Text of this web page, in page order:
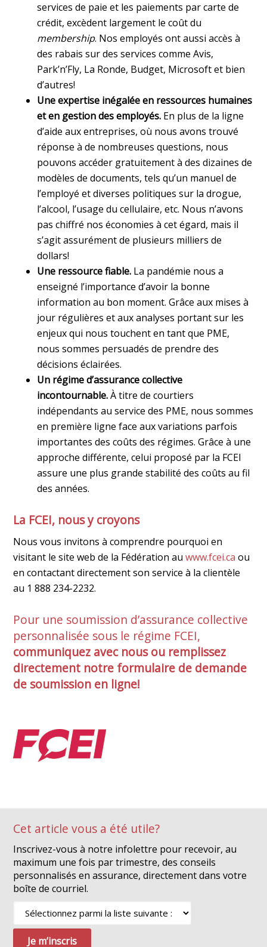
services de paie et les paiements par carte de
crédit, excèdent largement le coût du
membership. Nos employés ont aussi accès à
des rabais sur des services comme Avis,
Park’n’Fly, La Ronde, Budget, Microsoft et bien
d’autres!
Une expertise inégalée en ressources humaines
et en gestion des employés. En plus de la ligne
d’aide aux entreprises, où nous avons trouvé
réponse à de nombreuses questions, nous
pouvons accéder gratuitement à des dizaines de
modèles de documents, tels qu’un manuel de
l’employé et diverses politiques sur la drogue,
l’alcool, l’usage du cellulaire, etc. Nous n’avons
pas chiffré nos économies à cet égard, mais il
s’agit assurément de plusieurs milliers de
dollars!
Une ressource fiable. La pandémie nous a
enseigné l’importance d’avoir la bonne
information au bon moment. Grâce aux mises à
jour régulières et aux analyses portant sur les
enjeux qui nous touchent en tant que PME,
nous sommes persuadés de prendre des
décisions éclairées.
Un régime d’assurance collective
incontournable.À titre de courtiers
indépendants au service des PME, nous sommes
en première ligne face aux variations parfois
importantes des coûts des régimes. Grâce à une
approche différente, celui proposé par la FCEI
assure une plus grande stabilité des coûts au fil
des années.
La FCEI, nous y croyons
Nous vous invitons à comprendre pourquoi en
visitant le site web de la Fédération auwww.fcei.ca ou
en contactant directement son service à la clientèle
au 1 888 234-2232.
Pour une soumission d’assurance collective
personnalisée sous le régime FCEI,
communiquez avec nousou remplissez
directement notre formulaire de demande
de soumission en ligne!
Cet article vous a été utile?
Inscrivez-vous à notre infolettre pour recevoir, au
maximum une fois par trimestre, des conseils
personnalisés en assurance, directement dans votre
boîte de courriel.